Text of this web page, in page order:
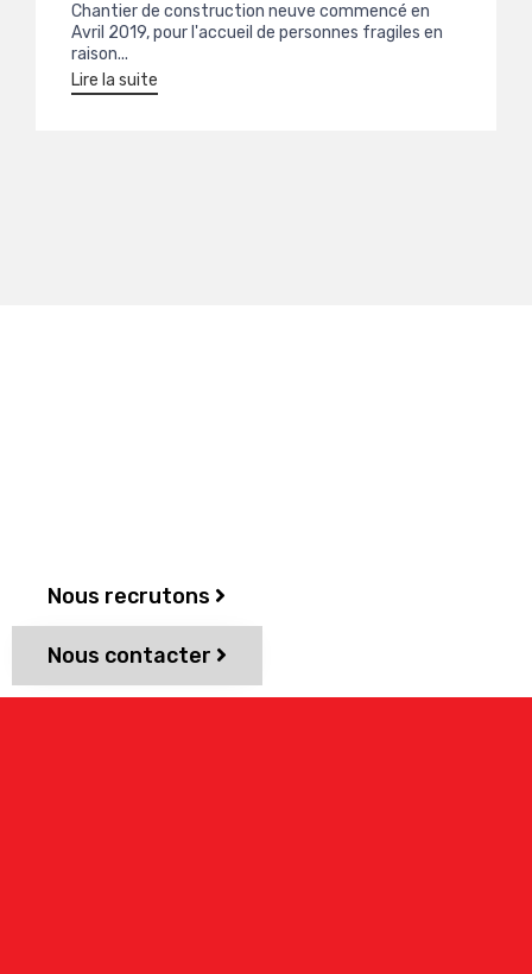
Chantier de construction neuve commencé en
Avril 2019, pour l'accueil de personnes fragiles en
raison...
Lire la suite
Nous recrutons
Nous contacter